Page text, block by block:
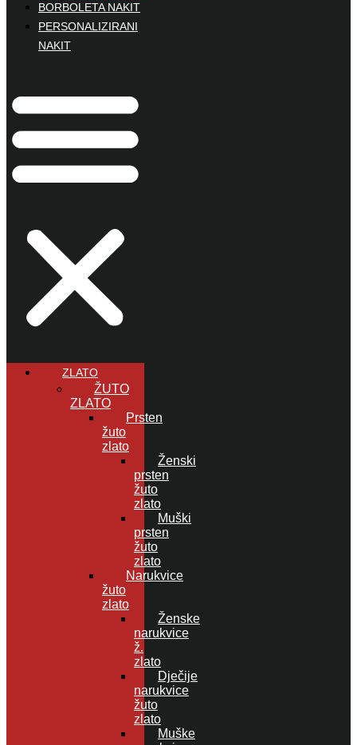
BORBOLETA NAKIT
PERSONALIZIRANI
NAKIT
ZLATO
ŽUTO
ZLATO
Prsten
žuto
zlato
Ženski
prsten
žuto
zlato
Muški
prsten
žuto
zlato
Narukvice
žuto
zlato
Ženske
narukvice
ž.
zlato
Dječije
narukvice
žuto
zlato
Muške